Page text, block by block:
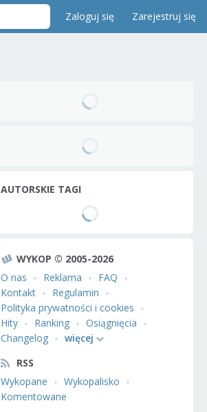
Zaloguj się Zarejestruj się
AUTORSKIE TAGI
WYKOP © 2005-2026
O nas
Reklama
FAQ
Kontakt
Regulamin
Polityka prywatności i cookies
Hity
Ranking
Osiągnięcia
Changelog
więcej
RSS
Wykopane
Wykopalisko
Komentowane